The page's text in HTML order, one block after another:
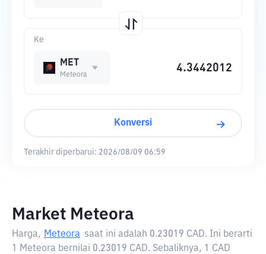
Ke
MET
Meteora
Konversi
Terakhir diperbarui: 2026/08/09 06:59
Market Meteora
Harga, Meteora saat ini adalah 0.23019 CAD. Ini berarti
1 Meteora bernilai 0.23019 CAD. Sebaliknya, 1 CAD